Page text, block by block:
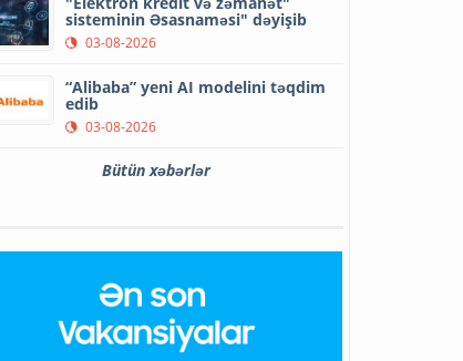
sisteminin Əsasnaməsi" dəyişib
03-08-2026
“Alibaba” yeni AI modelini təqdim
edib
03-08-2026
Bütün xəbərlər